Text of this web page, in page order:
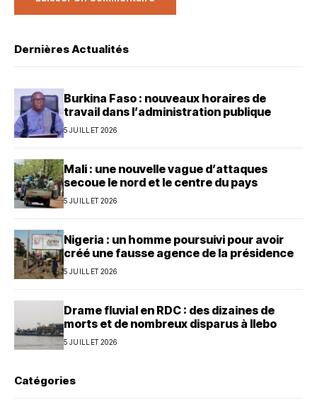
Dernières Actualités
Burkina Faso : nouveaux horaires de
travail dans l’administration publique
5 JUILLET 2026
Mali : une nouvelle vague d’attaques
secoue le nord et le centre du pays
5 JUILLET 2026
Nigeria : un homme poursuivi pour avoir
créé une fausse agence de la présidence
5 JUILLET 2026
Drame fluvial en RDC : des dizaines de
morts et de nombreux disparus à Ilebo
5 JUILLET 2026
Catégories